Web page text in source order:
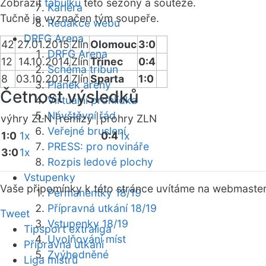
Kariéra
Redakce webu
DRFG Arena
DRFG Arena
Schéma tribun
Plánek areny
Virtuální prohlídka
Návštěvní řád
Veřejné bruslení
PRESS: pro novináře
Rozpis ledové plochy
Vstupenky
Permanentky 18/19
Přípravná utkání 18/19
Vstupenky 18/19
Uvolňování míst
Zvýhodněné
Zobrazit tabulku této sezóny a soutěže.
Tučně je vyznačen tým soupeře.
42 27.01.2015Zlín Olomouc3:0
12 14.10.2014ZlínTřinec
0:4
8
03.10.2014ZlínSparta 1:0
Četnost výsledků
výhry ZLN |remízy | prohry ZLN
1:0 1x
3:01x
0:41x
Vaše připomínky k této stránce uvítáme na webmaster
Tweet
Tipsport extraliga
Přípravná utkání
Liga mistrů